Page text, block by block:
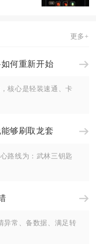
更多+
何重新开始
核心是轻装速通、卡
够刷取龙套
路线为：武林三钥匙
异常、备数据、满足转